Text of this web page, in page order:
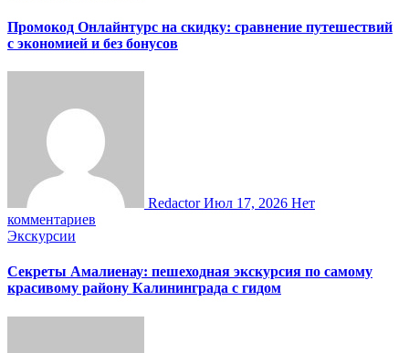
Промокод Онлайнтурс на скидку: сравнение путешествий
с экономией и без бонусов
RedactorИюл 17, 2026 Нет
комментариев
Экскурсии
Секреты Амалиенау: пешеходная экскурсия по самому
красивому району Калининграда с гидом